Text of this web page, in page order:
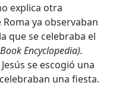
explica otra
ya observaban
que se celebraba el
Encyclopedia).
se escogió una
una fiesta.